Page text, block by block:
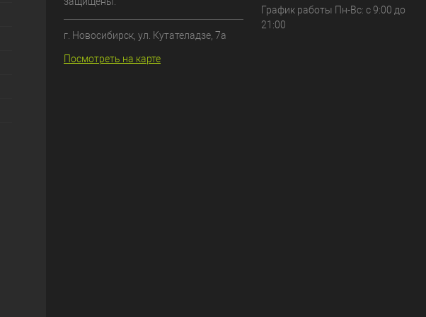
г. Новосибирск, ул. Кутателадзе, 7а
Посмотреть на карте
График работы Пн-Вс: с 9:00 до
21:00